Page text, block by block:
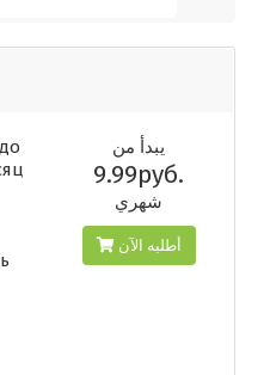
يبدأ من
9.99руб.
شهري
أطلبه الآن